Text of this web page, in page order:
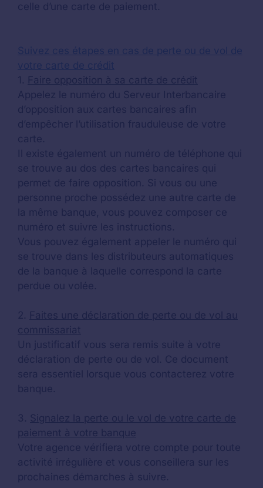
celle d’une carte de paiement.
Suivez ces étapes en cas de perte ou de vol de
votre carte de crédit
1. Faire opposition à sa carte de crédit
Appelez le numéro du Serveur Interbancaire
d’opposition aux cartes bancaires afin
d’empêcher l’utilisation frauduleuse de votre
carte.
Il existe également un numéro de téléphone qui
se trouve au dos des cartes bancaires qui
permet de faire opposition. Si vous ou une
personne proche possédez une autre carte de
la même banque, vous pouvez composer ce
numéro et suivre les instructions.
Vous pouvez également appeler le numéro qui
se trouve dans les distributeurs automatiques
de la banque à laquelle correspond la carte
perdue ou volée.
2. Faites une déclaration de perte ou de vol au
commissariat
Un justificatif vous sera remis suite à votre
déclaration de perte ou de vol. Ce document
sera essentiel lorsque vous contacterez votre
banque.
3. Signalez la perte ou le vol de votre carte de
paiement à votre banque
Votre agence vérifiera votre compte pour toute
activité irrégulière et vous conseillera sur les
prochaines démarches à suivre.